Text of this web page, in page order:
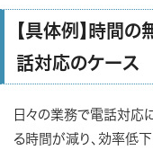
【具体例】時間
話対応のケース
日々の業務で電話対応
る時間が減り、効率低